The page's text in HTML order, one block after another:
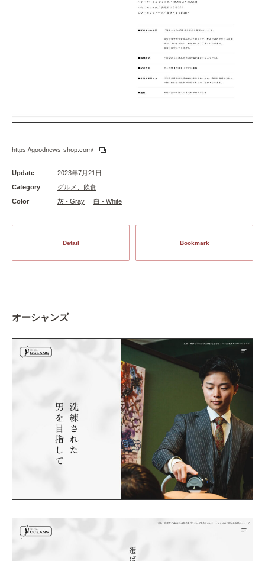
https://goodnews-shop.com/
Update
2023年7月21日
Category
グルメ、飲食
Color
灰 - Gray 白 - White
Detail Bookmark
オーシャンズ